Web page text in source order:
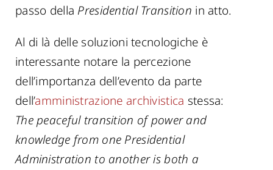
passo della Presidential Transition in atto.
Al di là delle soluzioni tecnologiche è
interessante notare la percezione
dell’importanza dell’evento da parte
dell’amministrazione archivistica stessa:
The peaceful transition of power and
knowledge from one Presidential
Administration to another is both a